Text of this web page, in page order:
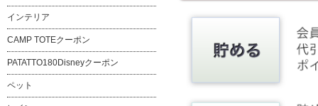
インテリア
CAMP TOTEクーポン
PATATTO180Disneyクーポン
ペット